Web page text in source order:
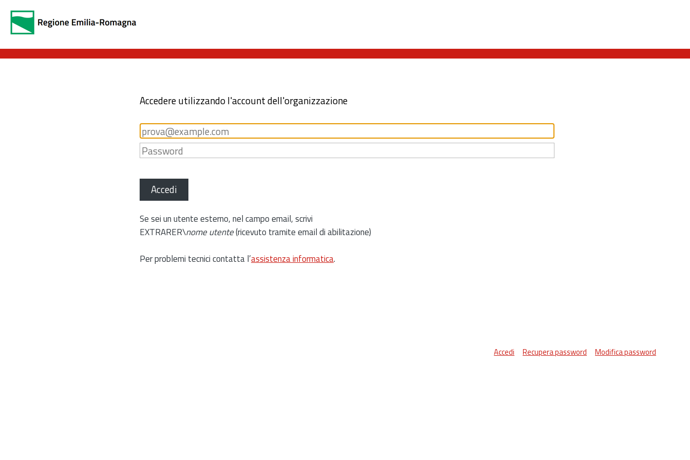
Accedere utilizzando l'account dell'organizzazione
Accedi
Se sei un utente esterno, nel campo email, scrivi
EXTRARER\nome utente(ricevuto tramite email di abilitazione)
Per problemi tecnici contatta l’assistenza informatica.
Accedi Recupera password Modifica password